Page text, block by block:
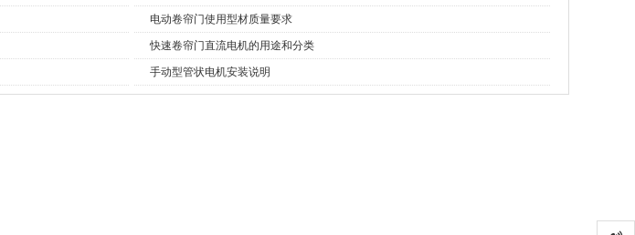
电动卷帘门使用型材质量要求
快速卷帘门直流电机的用途和分类
手动型管状电机安装说明